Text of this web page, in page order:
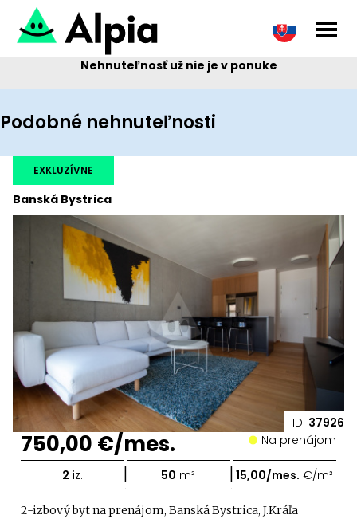
Nehnuteľnosť už nie je v ponuke
Podobné nehnuteľnosti
ID: 37926
Banská Bystrica
EXKLUZÍVNE
750,00 €/mes. Na prenájom
2 iz. | 50 m² | 15,00/mes. €/m²
2-izbový byt na prenájom, Banská Bystrica, J.Kráľa